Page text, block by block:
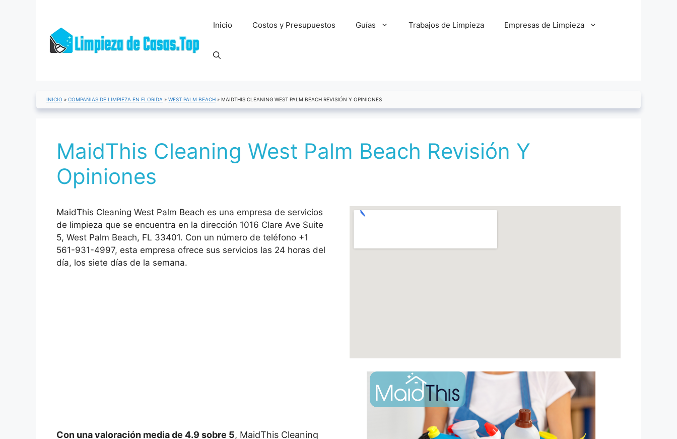
Inicio Costos y Presupuestos Guías Trabajos de Limpieza Empresas de Limpieza
INICIO » COMPAÑIAS DE LIMPIEZA EN FLORIDA » WEST PALM BEACH » MAIDTHIS CLEANING WEST PALM BEACH REVISIÓN Y OPINIONES
MaidThis Cleaning West Palm Beach Revisión Y
Opiniones
MaidThis Cleaning West Palm Beach es una empresa de servicios
de limpieza que se encuentra en la dirección 1016 Clare Ave Suite
5, West Palm Beach, FL 33401. Con un número de teléfono +1
561-931-4997, esta empresa ofrece sus servicios las 24 horas del
día, los siete días de la semana.
Con una valoración media de 4.9 sobre 5, MaidThis Cleaning